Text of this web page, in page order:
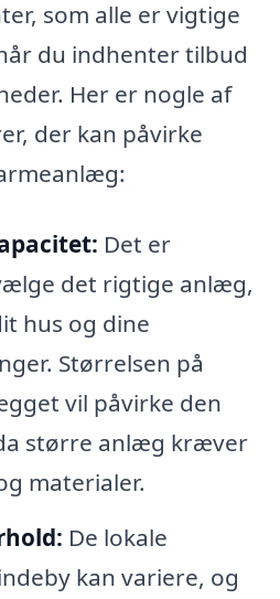
som alle er vigtige
du indhenter tilbud
Her er nogle af
der kan påvirke
Det er
det rigtige anlæg,
hus og dine
Størrelsen på
vil påvirke den
større anlæg kræver
materialer.
De lokale
kan variere, og